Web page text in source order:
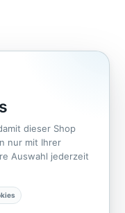
dieser Shop
nur mit Ihrer
Auswahl jederzeit